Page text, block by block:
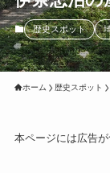
歴史スポット
ホーム 歴史スポット
本ページには広告